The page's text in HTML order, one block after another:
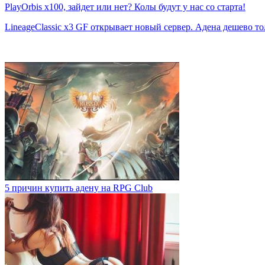
PlayOrbis x100, зайдет или нет? Колы будут у нас со старта!
LineageClassic x3 GF открывает новый сервер. Адена дешево
5 причин купить адену на RPG Club